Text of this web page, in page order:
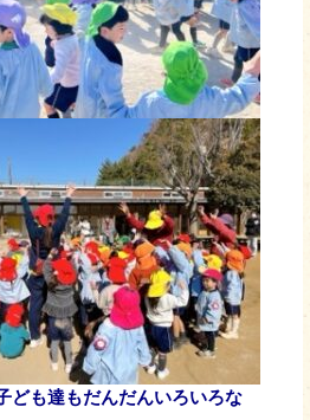
ども達もだんだんいろいろな